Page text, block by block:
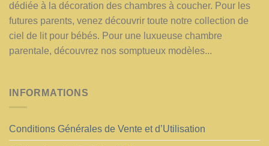
dédiée à la décoration des chambres à coucher. Pour les
futures parents, venez découvrir toute notre collection de
ciel de lit pour bébés. Pour une luxueuse chambre
parentale, découvrez nos somptueux modèles...
INFORMATIONS
Conditions Générales de Vente et d’Utilisation